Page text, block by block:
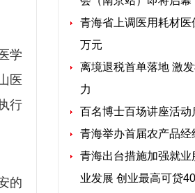
学
医
行
的
青海省上调医用耗材医
万元
离境退税首单落地 激
力
百名博士百场讲座活动
青海举办首届农产品经
青海出台措施加强就
业发展 创业最高可贷